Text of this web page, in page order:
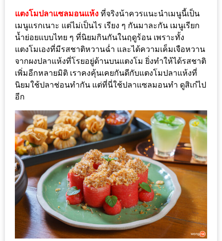
TOP30
ราคา
ไม่
เกิน
200
บาท
รีวิว
ดี
กับ
วงใน
แจก
ฟรี
LINE
GIFTCODE!
ลายแทง
แตงโมปลาแซลมอนแห้ง ที่จริงน้าควรแนะนำเมนูนี้เป็น
เมนูแรกเนาะ แต่ไม่เป็นไร เรียง ๆ กันมาละกัน เมนูเรียก
น้ำย่อยแบบไทย ๆ ที่นิยมกินกันในฤดูร้อน เพราะทั้ง
แตงโมเองที่มีรสชาติหวานฉ่ำ และได้ความเค็มเจือหวาน
จากผงปลาแห้งที่โรยอยู่ด้านบนแตงโม ยิ่งทำให้ได้รสชาติ
เพิ่มอีกหลายมิติ เราคงคุ้นเคยกันดีกับแตงโมปลาแห้งที่
นิยมใช้ปลาช่อนทำกัน แต่ที่นี่ใช้ปลาแซลมอนทำ ดูสิเก๋ไป
อีก